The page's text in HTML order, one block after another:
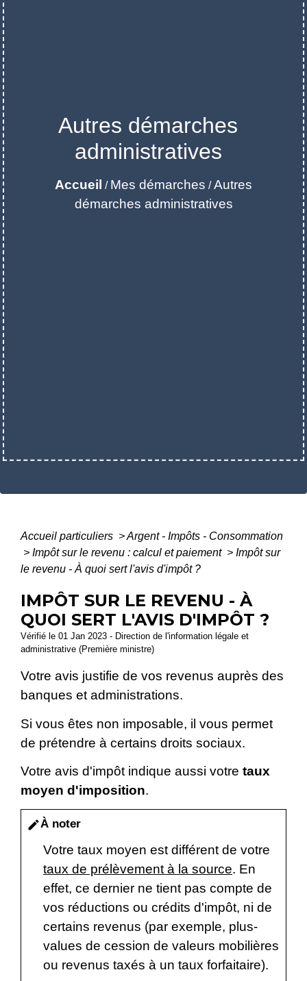
Autres démarches
administratives
Accueil / Mes démarches /Autres
démarches administratives
Accueil particuliers >Argent - Impôts - Consommation
> Impôt sur le revenu : calcul et paiement > Impôt sur
le revenu - À quoi sert l'avis d'impôt ?
IMPÔT SUR LE REVENU - À
QUOI SERT L'AVIS D'IMPÔT ?
Vérifié le 01 Jan 2023 - Direction de l'information légale et
administrative (Première ministre)
Votre avis justifie de vos revenus auprès des
banques et administrations.
Si vous êtes non imposable, il vous permet
de prétendre à certains droits sociaux.
Votre avis d'impôt indique aussi votre taux
moyen d'imposition.
editÀ noter
Votre taux moyen est différent de votre
taux de prélèvement à la source. En
effet, ce dernier ne tient pas compte de
vos réductions ou crédits d'impôt, ni de
certains revenus (par exemple, plus-
values de cession de valeurs mobilières
ou revenus taxés à un taux forfaitaire).